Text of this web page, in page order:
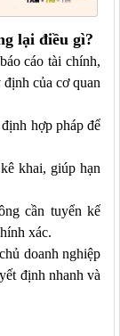
lại điều gì?
cáo tài chính,
của cơ quan
hợp pháp để
khai, giúp hạn
cần tuyển kế
xác.
doanh nghiệp
định nhanh và